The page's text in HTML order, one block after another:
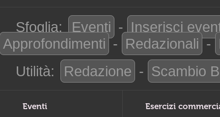
Sfoglia: Eventi - Inserisci
Approfondimenti - Redazionali -
Utilità:
Redazione - Scambio
Eventi Esercizi